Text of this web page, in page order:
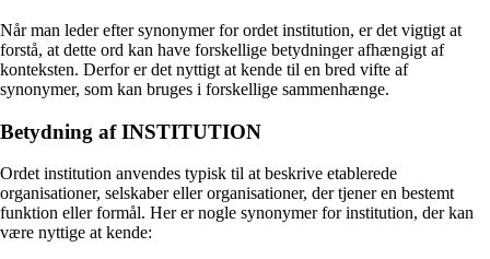
Når man leder efter synonymer for ordet institution, er det vigtigt at
forstå, at dette ord kan have forskellige betydninger afhængigt af
konteksten. Derfor er det nyttigt at kende til en bred vifte af
synonymer, som kan bruges i forskellige sammenhænge.
Betydning af INSTITUTION
Ordet institution anvendes typisk til at beskrive etablerede
organisationer, selskaber eller organisationer, der tjener en bestemt
funktion eller formål. Her er nogle synonymer for institution, der kan
være nyttige at kende: